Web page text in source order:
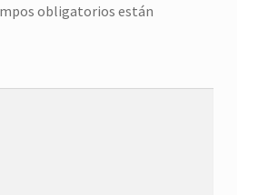
obligatorios están